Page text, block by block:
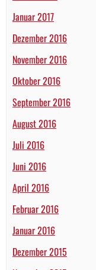
Januar 2017
Dezember 2016
November 2016
Oktober 2016
September 2016
August 2016
Juli 2016
Juni 2016
April 2016
Februar 2016
Januar 2016
Dezember 2015